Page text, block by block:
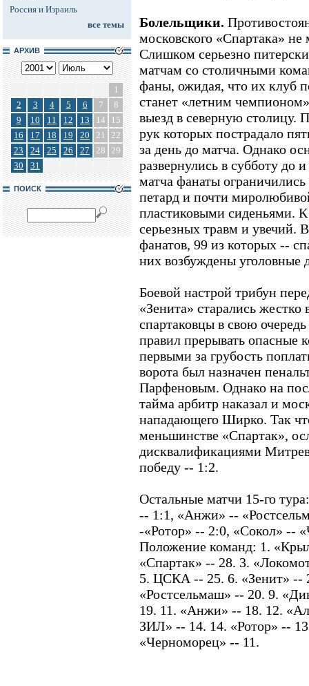
Россия и Израиль
все темы
АРХИВ
1
2
3 4 5 6 7
8
9
10 11 12 13 14
15
16
17 18 19 20 21
22
23
24 25 26 27 28 29
30
31
ПОИСК
Болельщики.
московского «Спартака» не
Слишком серьезно
матчам со столичными
фаны, ожидая, что их клуб
станет «летним
выезд в северную столицу.
рук которых пострадало
за день до матча. Однако
развернулись в субботу до
матча фанаты
петард и почти
пластиковыми сиденьями.
серьезных травм и увечий.
фанатов, 99 из которых --
них возбуждены уголовные
Боевой настрой трибун
«Зенита» старались жестко
спартаковцы в свою
правил прерывать опасные
первыми за грубость
ворота был назначен
Парфеновым. Однако на
тайма арбитр наказал и
нападающего Ширко. Так
меньшинстве «Спартак»,
дисквалификациями
победу -- 1:2.
Остальные матчи 15-го
-- 1:1, «Анжи» --
-«Ротор» -- 2:0, «Сокол» --
Положение команд: 1.
«Спартак» -- 28. 3.
5. ЦСКА -- 25. 6. «Зенит» --
«Ростсельмаш» -- 20. 9.
19. 11. «Анжи» -- 18. 12.
ЗИЛ» -- 14. 14. «Ротор» --
«Черноморец» -- 11.